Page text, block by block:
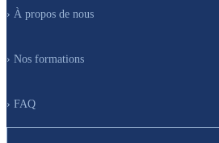
› À propos de nous
› Nos formations
› FAQ